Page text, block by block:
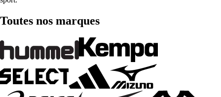
Toutes nos marques